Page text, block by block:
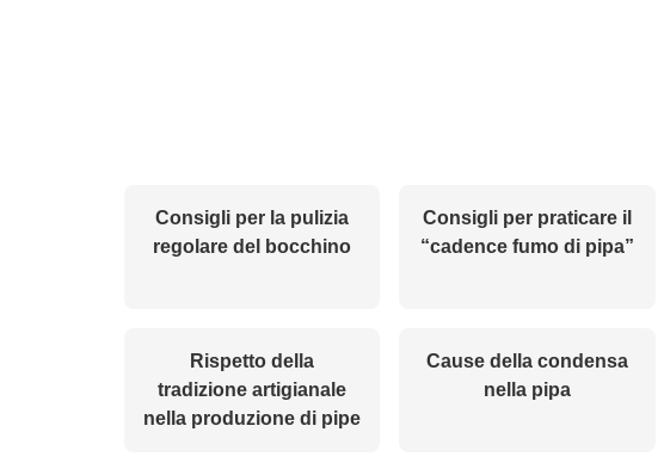
Consigli per la pulizia
regolare del bocchino
Consigli per praticare il
“cadence fumo di pipa”
Rispetto della
tradizione artigianale
nella produzione di pipe
Cause della condensa
nella pipa